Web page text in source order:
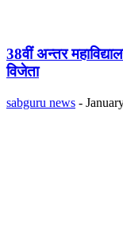
38वीं अन्तर
विजेता
sabguru news -